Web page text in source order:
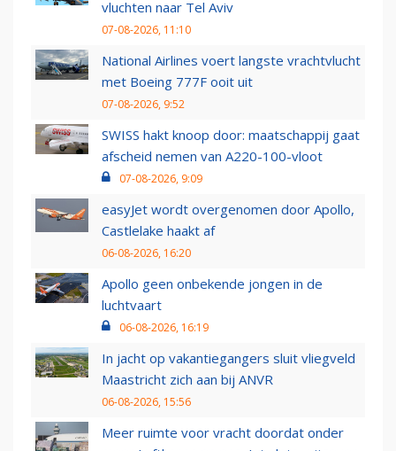
vluchten naar Tel Aviv
07-08-2026, 11:10
National Airlines voert langste vrachtvlucht
met Boeing 777F ooit uit
07-08-2026, 9:52
SWISS hakt knoop door: maatschappij gaat
afscheid nemen van A220-100-vloot
07-08-2026, 9:09
easyJet wordt overgenomen door Apollo,
Castlelake haakt af
06-08-2026, 16:20
Apollo geen onbekende jongen in de
luchtvaart
06-08-2026, 16:19
In jacht op vakantiegangers sluit vliegveld
Maastricht zich aan bij ANVR
06-08-2026, 15:56
Meer ruimte voor vracht doordat onder